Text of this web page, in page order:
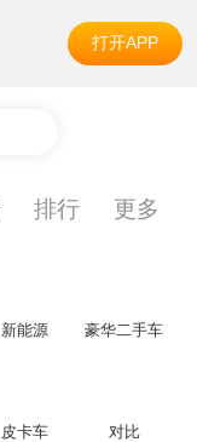
打开APP
排行 更多
新能源 豪华二手车
皮卡车 对比